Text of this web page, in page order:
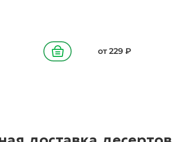
В корзину от 229 ₽